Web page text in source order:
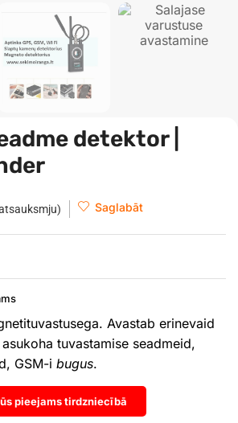
detektor |
Saglabāt
Avastab erinevaid
tuvastamise seadmeid,
GSM-i bugus.
pieejams tirdzniecībā